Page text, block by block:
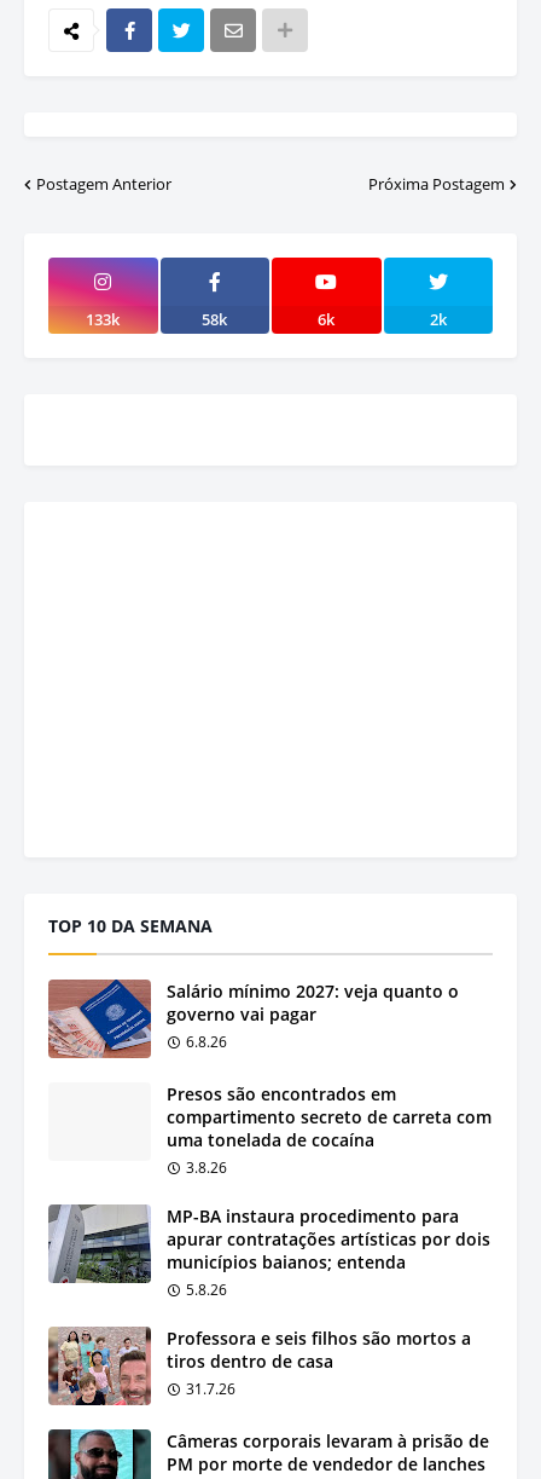
Postagem Anterior Próxima Postagem
133k 58k 6k 2k
TOP 10 DA SEMANA
Salário mínimo 2027: veja quanto o
governo vai pagar
6.8.26
Presos são encontrados em
compartimento secreto de carreta com
uma tonelada de cocaína
3.8.26
MP-BA instaura procedimento para
apurar contratações artísticas por dois
municípios baianos; entenda
5.8.26
Professora e seis filhos são mortos a
tiros dentro de casa
31.7.26
Câmeras corporais levaram à prisão de
PM por morte de vendedor de lanches